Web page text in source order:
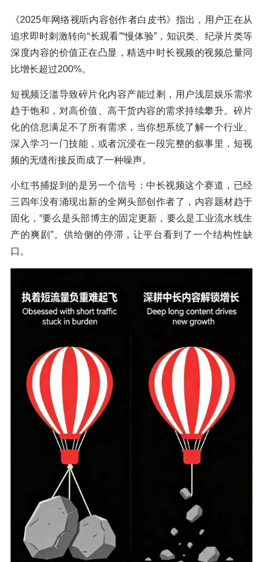
《2025年网络视听内容创作者白皮书》指出，用户正在从
追求即时刺激转向“长观看”“慢体验”，知识类、纪录片类等
深度内容的价值正在凸显，精选中时长视频的视频总量同
比增长超过200%。
短视频泛滥导致碎片化内容产能过剩，用户浅层娱乐需求
趋于饱和，对高价值、高干货内容的需求持续攀升。碎片
化的信息满足不了所有需求，当你想系统了解一个行业、
深入学习一门技能，或者沉浸在一段完整的叙事里，短视
频的无缝衔接反而成了一种噪声。
小红书捕捉到的是另一个信号：中长视频这个赛道，已经
三四年没有涌现出新的全网头部创作者了，内容题材趋于
固化，“要么是头部博主的固定更新，要么是工业流水线生
产的爽剧”。供给侧的停滞，让平台看到了一个结构性缺
口。